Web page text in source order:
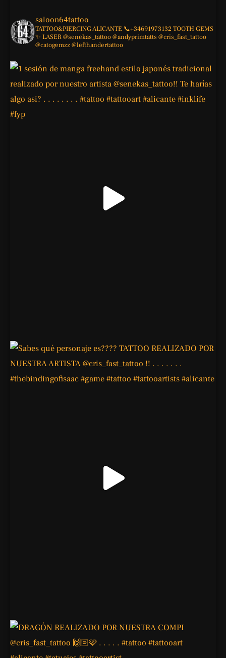
saloon64tattoo
TATTOO&PIERCINGALICANTE 📞+34691973132TOOTH GEMS
✨ LASER@senekas_tattoo@andyprimtatts @cris_fast_tattoo
@catogemzz@lefthandertattoo